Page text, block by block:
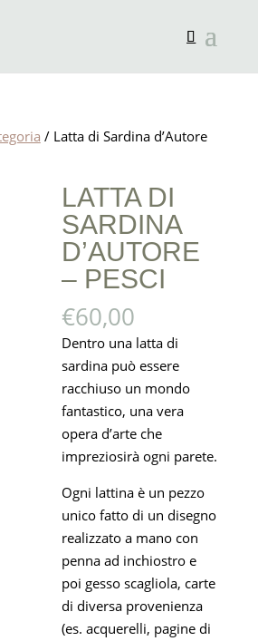
/ Latta di Sardina d’Autore
LATTA DI
SARDINA
D’AUTORE
– PESCI
€60,00
Dentro una latta di
sardina può essere
racchiuso un mondo
fantastico, una vera
opera d’arte che
impreziosirà ogni parete.
Ogni lattina è un pezzo
unico fatto di un disegno
realizzato a mano con
penna ad inchiostro e
poi gesso scagliola, carte
di diversa provenienza
(es. acquerelli, pagine di